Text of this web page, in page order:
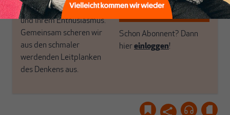
Recherchen, ihrem Wissen
und ihrem Enthusiasmus.
Gemeinsam scheren wir
aus den schmaler
werdenden Leitplanken
des Denkens aus.
MAKROSKOP
Schon Abonnent? Dann
hiereinloggen!